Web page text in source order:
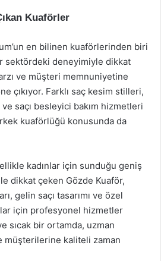
Kuaförler
en bilinen kuaförlerinden biri
sektördeki deneyimiyle dikkat
ve müşteri memnuniyetine
çıkıyor. Farklı saç kesim stilleri,
saçı besleyici bakım hizmetleri
kuaförlüğü konusunda da
kadınlar için sunduğu geniş
dikkat çeken Gözde Kuaför,
gelin saçı tasarımı ve özel
için profesyonel hizmetler
sıcak bir ortamda, uzman
müşterilerine kaliteli zaman